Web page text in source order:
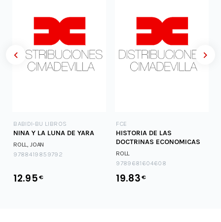
BABIDI-BU LIBROS
NINA Y LA LUNA DE YARA
ROLL, JOAN
9788419859792
12.95€
FCE
HISTORIA DE LAS
DOCTRINAS ECONOMICAS
ROLL
9789681604608
19.83€